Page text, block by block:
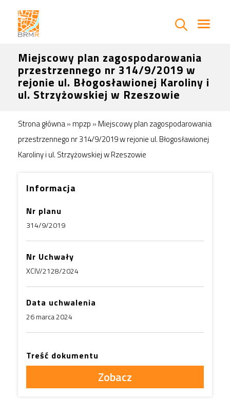
Miejscowy plan zagospodarowania
przestrzennego nr 314/9/2019 w
rejonie ul. Błogosławionej Karoliny i
ul. Strzyżowskiej w Rzeszowie
Strona główna» mpzp » Miejscowy plan zagospodarowania
przestrzennego nr 314/9/2019 w rejonie ul. Błogosławionej
Karoliny i ul. Strzyżowskiej w Rzeszowie
Informacja
Nr planu
314/9/2019
Nr Uchwały
XCIV/2128/2024
Data uchwalenia
26 marca 2024
Treść dokumentu
Zobacz